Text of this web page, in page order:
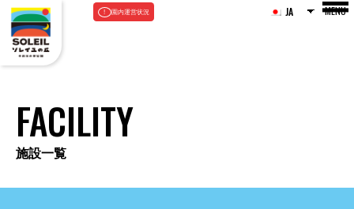
園内運営状況 JA MENU
FACILITY
施設一覧